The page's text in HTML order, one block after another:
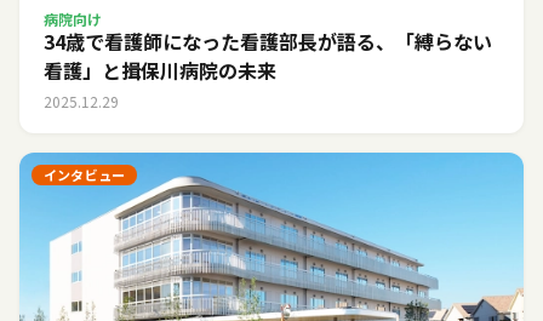
病院向け
34歳で看護師になった看護部長が語る、「縛らない
看護」と揖保川病院の未来
2025.12.29
インタビュー